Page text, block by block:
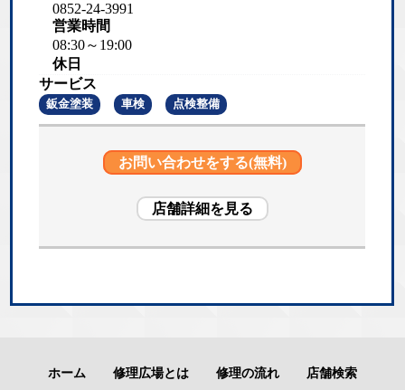
0852-24-3991
営業時間
08:30～19:00
休日
サービス
鈑金塗装 車検 点検整備
お問い合わせをする(無料)
店舗詳細を見る
ホーム 修理広場とは 修理の流れ 店舗検索